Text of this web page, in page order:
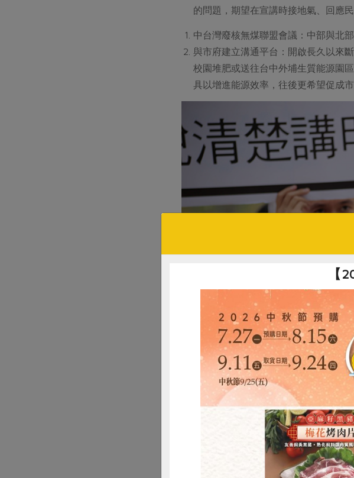
的問題，期望在宣講時接地氣、回應民
中台灣廢核無煤聯盟會議：中部與北
與市府建立溝通平台：開啟長久以來
校園堆肥或送往台中外埔生質能源園
具以增進能源效率，往後更希望促成
基金會參與「市長／議員給問嗎？」記者會，
【